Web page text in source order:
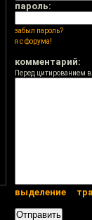
пароль:
забыл пароль?
я с форума!
комментарий:
Перед цитированием
выделение